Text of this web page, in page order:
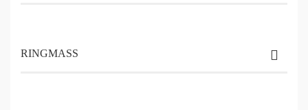
RINGMASS